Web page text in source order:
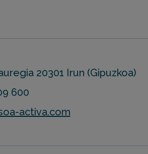
20301 Irun (Gipuzkoa)
600
activa.com